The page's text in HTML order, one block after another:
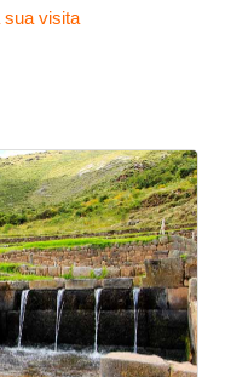
visita